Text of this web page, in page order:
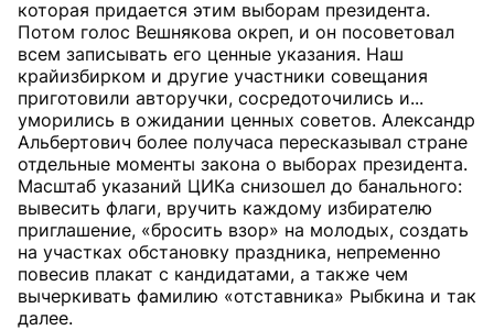
которая придается этим выборам президента.
Потом голос Вешнякова окреп, и он посоветовал
всем записывать его ценные указания. Наш
крайизбирком и другие участники совещания
приготовили авторучки, сосредоточились и...
уморились в ожидании ценных советов. Александр
Альбертович более получаса пересказывал стране
отдельные моменты закона о выборах президента.
Масштаб указаний ЦИКа снизошел до банального:
вывесить флаги, вручить каждому избирателю
приглашение, «бросить взор» на молодых, создать
на участках обстановку праздника, непременно
повесив плакат с кандидатами, а также чем
вычеркивать фамилию «отставника» Рыбкина и так
далее.